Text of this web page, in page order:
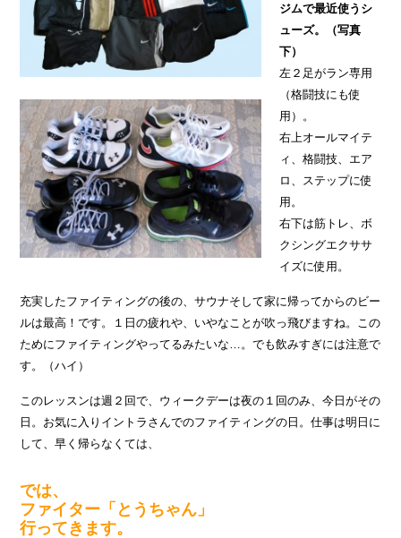
ジムで最近使うシ
ューズ。（写真
下）
左２足がラン専用
（格闘技にも使
用）。
右上オールマイテ
ィ、格闘技、エア
ロ、ステップに使
用。
右下は筋トレ、ボ
クシングエクササ
イズに使用。
充実したファイティングの後の、サウナそして家に帰ってからのビー
ルは最高！です。１日の疲れや、いやなことが吹っ飛びますね。この
ためにファイティングやってるみたいな…。でも飲みすぎには注意で
す。（ハイ）
このレッスンは週２回で、ウィークデーは夜の１回のみ、今日がその
日。お気に入りイントラさんでのファイティングの日。仕事は明日に
して、早く帰らなくては、
では、
ファイター「とうちゃん」
行ってきます。